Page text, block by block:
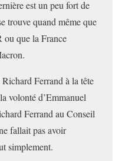
est un peu fort de
trouve quand même que
ou que la France
Ferrand à la tête
volonté d’Emmanuel
Ferrand au Conseil
fallait pas avoir
simplement.